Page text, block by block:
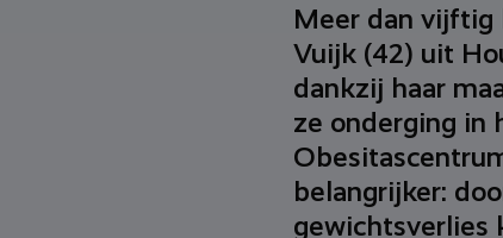
Meer dan vijftig
Vuijk (42) uit
dankzij haar
ze onderging in
belangrijker:
gewichtsverlies